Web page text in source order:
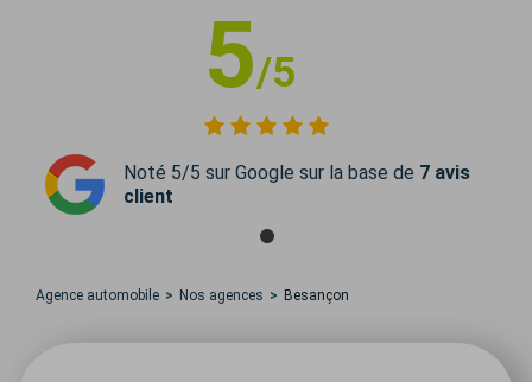
5/5
Noté 5/5 sur Google sur la base de 7 avis
client
Agence automobile Nos agences Besançon